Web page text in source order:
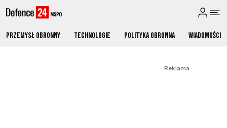
Przemysł obronny Technologie Polityka obronna Wiadomości
Reklama